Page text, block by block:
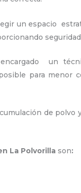
un espacio
un
para menor
de polvo
La Polvorillason: